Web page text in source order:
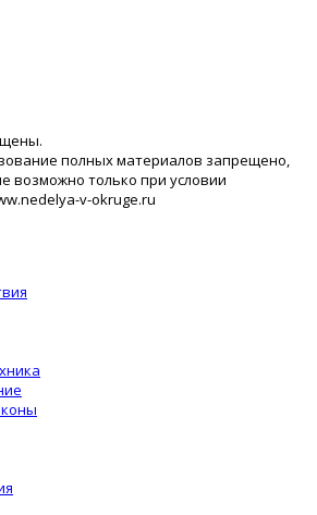
полных материалов запрещено,
возможно только при условии
v-okruge.ru